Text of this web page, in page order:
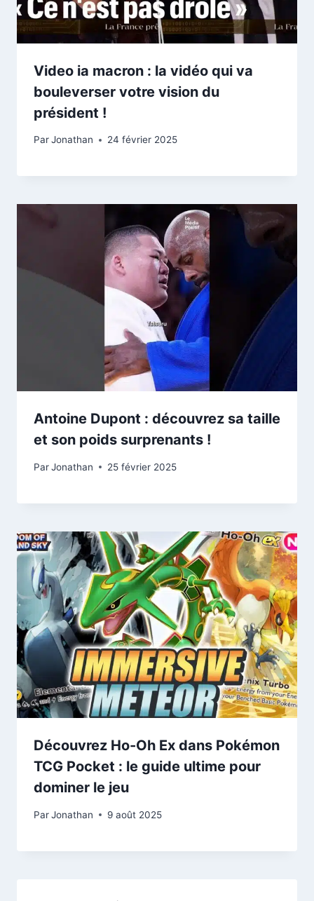
Video ia macron : la vidéo qui va
bouleverser votre vision du
président !
ParJonathan 24 février 2025
Antoine Dupont : découvrez sa taille
et son poids surprenants !
ParJonathan 25 février 2025
Découvrez Ho-Oh Ex dans Pokémon
TCG Pocket : le guide ultime pour
dominer le jeu
ParJonathan 9 août 2025